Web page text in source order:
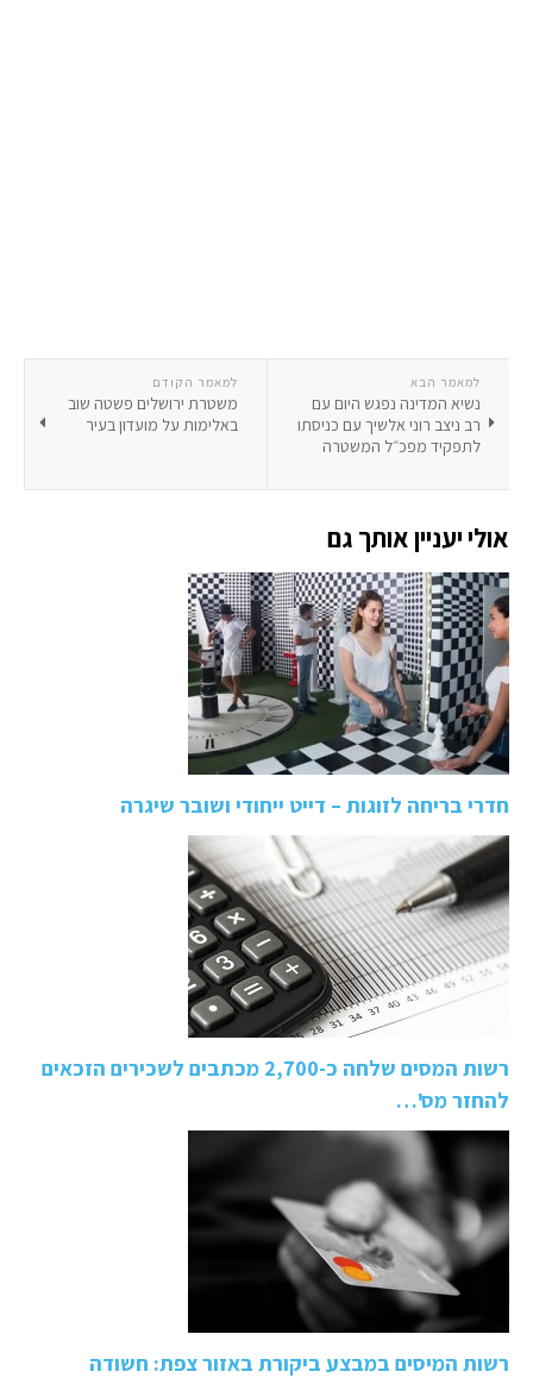
למאמר הקודם
משטרת ירושלים פשטה שוב
באלימות על מועדון בעיר
למאמר הבא
נשיא המדינה נפגש היום עם
רב ניצב רוני אלשיך עם כניסתו
לתפקיד מפכ״ל המשטרה
אולי יעניין אותך גם
חדרי בריחה לזוגות – דייט ייחודי ושובר שיגרה
רשות המסים שלחה כ-2,700 מכתבים לשכירים הזכאים
להחזר מס'…
רשות המיסים במבצע ביקורת באזור צפת: חשודה